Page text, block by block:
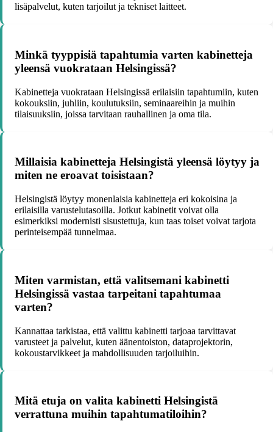
lisäpalvelut, kuten tarjoilut ja tekniset laitteet.
Minkä tyyppisiä tapahtumia varten kabinetteja
yleensä vuokrataan Helsingissä?
Kabinetteja vuokrataan Helsingissä erilaisiin tapahtumiin, kuten
kokouksiin, juhliin, koulutuksiin, seminaareihin ja muihin
tilaisuuksiin, joissa tarvitaan rauhallinen ja oma tila.
Millaisia kabinetteja Helsingistä yleensä löytyy ja
miten ne eroavat toisistaan?
Helsingistä löytyy monenlaisia kabinetteja eri kokoisina ja
erilaisilla varustelutasoilla. Jotkut kabinetit voivat olla
esimerkiksi modernisti sisustettuja, kun taas toiset voivat tarjota
perinteisempää tunnelmaa.
Miten varmistan, että valitsemani kabinetti
Helsingissä vastaa tarpeitani tapahtumaa
varten?
Kannattaa tarkistaa, että valittu kabinetti tarjoaa tarvittavat
varusteet ja palvelut, kuten äänentoiston, dataprojektorin,
kokoustarvikkeet ja mahdollisuuden tarjoiluihin.
Mitä etuja on valita kabinetti Helsingistä
verrattuna muihin tapahtumatiloihin?